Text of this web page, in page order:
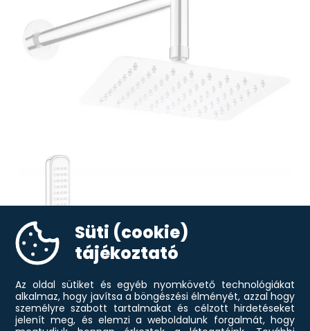
Süti (cookie)
tájékoztató
Az oldal sütiket és egyéb nyomkövető technológiákat
alkalmaz, hogy javítsa a böngészési élményét, azzal hogy
személyre szabott tartalmakat és célzott hirdetéseket
jelenít meg, és elemzi a weboldalunk forgalmát, hogy